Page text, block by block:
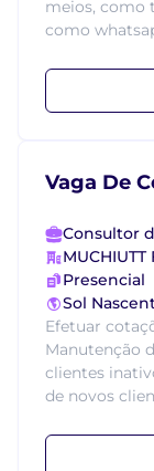
meios, como
como
Vaga De
Consultor
MUCHIUTT
Presencial
Sol
Efetuar
Manutenção
clientes
de novos